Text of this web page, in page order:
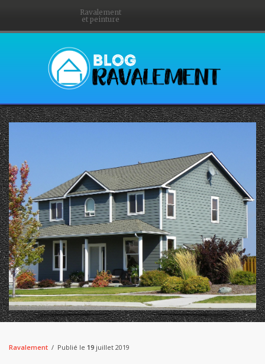
Ravalement
et peinture
Ravalement Publié le 19 juillet 2019